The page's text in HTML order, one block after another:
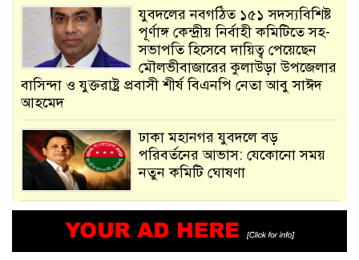
যুবদলের নবগঠিত ১৫১ সদস্যবিশিষ্ট
পূর্ণাঙ্গ কেন্দ্রীয় নির্বাহী কমিটিতে সহ-
সভাপতি হিসেবে দায়িত্ব পেয়েছেন
মৌলভীবাজারের কুলাউড়া উপজেলার
বাসিন্দা ও যুক্তরাষ্ট্র প্রবাসী শীর্ষ বিএনপি নেতা আবু সাঈদ
আহমেদ
ঢাকা মহানগর যুবদলে বড়
পরিবর্তনের আভাস: যেকোনো সময়
নতুন কমিটি ঘোষণা
মানুষের উপকার হয় : প্রধানমন্ত্রী